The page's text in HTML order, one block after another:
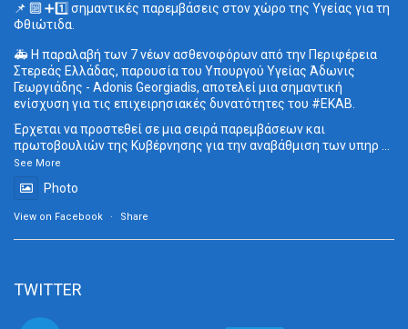
📌 🔟 ➕1️⃣ σημαντικές παρεμβάσεις στον χώρο της Υγείας για τη
Φθιώτιδα.
🚑 Η παραλαβή των 7 νέων ασθενοφόρων από την Περιφέρεια
Στερεάς Ελλάδας, παρουσία του Υπουργού Υγείας Άδωνις
Γεωργιάδης - Adonis Georgiadis, αποτελεί μια σημαντική
ενίσχυση για τις επιχειρησιακές δυνατότητες του #ΕΚΑΒ
Έρχεται να προστεθεί σε μια σειρά παρεμβάσεων και
πρωτοβουλιών της Κυβέρνησης για την αναβάθμιση των υπηρ
See More
Photo
View on Facebook · Share
TWITTER